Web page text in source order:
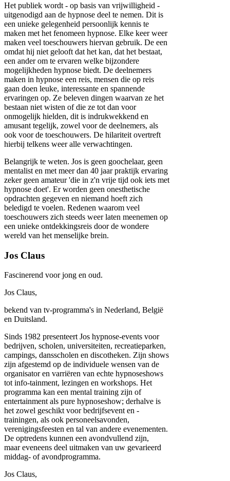
Het publiek wordt - op basis van vrijwilligheid -
uitgenodigd aan de hypnose deel te nemen. Dit is
een unieke gelegenheid persoonlijk kennis te
maken met het fenomeen hypnose. Elke keer weer
maken veel toeschouwers hiervan gebruik. De een
omdat hij niet gelooft dat het kan, dat het bestaat,
een ander om te ervaren welke bijzondere
mogelijkheden hypnose biedt. De deelnemers
maken in hypnose een reis, mensen die op reis
gaan doen leuke, interessante en spannende
ervaringen op. Ze beleven dingen waarvan ze het
bestaan niet wisten of die ze tot dan voor
onmogelijk hielden, dit is indrukwekkend en
amusant tegelijk, zowel voor de deelnemers, als
ook voor de toeschouwers. De hilariteit overtreft
hierbij telkens weer alle verwachtingen.
Belangrijk te weten. Jos is geen goochelaar, geen
mentalist en met meer dan 40 jaar praktijk ervaring
zeker geen amateur 'die in z'n vrije tijd ook iets met
hypnose doet'. Er worden geen onesthetische
opdrachten gegeven en niemand hoeft zich
beledigd te voelen. Redenen waarom veel
toeschouwers zich steeds weer laten meenemen op
een unieke ontdekkingsreis door de wondere
wereld van het menselijke brein.
Jos Claus
Fascinerend voor jong en oud.
Jos Claus,
bekend van tv-programma's in Nederland, België
en Duitsland.
Sinds 1982 presenteert Jos hypnose-events voor
bedrijven, scholen, universiteiten, recreatieparken,
campings, dansscholen en discotheken. Zijn shows
zijn afgestemd op de individuele wensen van de
organisator en varriëren van echte hypnoseshows
tot info-tainment, lezingen en workshops. Het
programma kan een mental training zijn of
entertainment als pure hypnoseshow; derhalve is
het zowel geschikt voor bedrijfsevent en -
trainingen, als ook personeelsavonden,
verenigingsfeesten en tal van andere evenementen.
De optredens kunnen een avondvullend zijn,
maar eveneens deel uitmaken van uw gevarieerd
middag- of avondprogramma.
Jos Claus,